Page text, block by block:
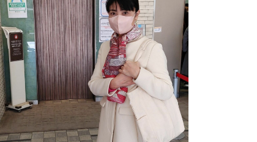
北の国から』倉本聰氏（91...
もっと見る
もっと見る